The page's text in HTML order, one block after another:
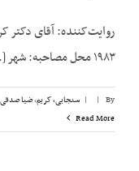
روایت‌‌کننده: آقای دکتر
۱۹۸۳ محل مصاحبه: شهر [...]
By
|
| سنجابی، کریم,ضیا صدقی
Read More